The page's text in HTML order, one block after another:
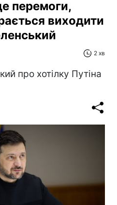
перемоги,
виходити
2 хв
про хотілку Путіна